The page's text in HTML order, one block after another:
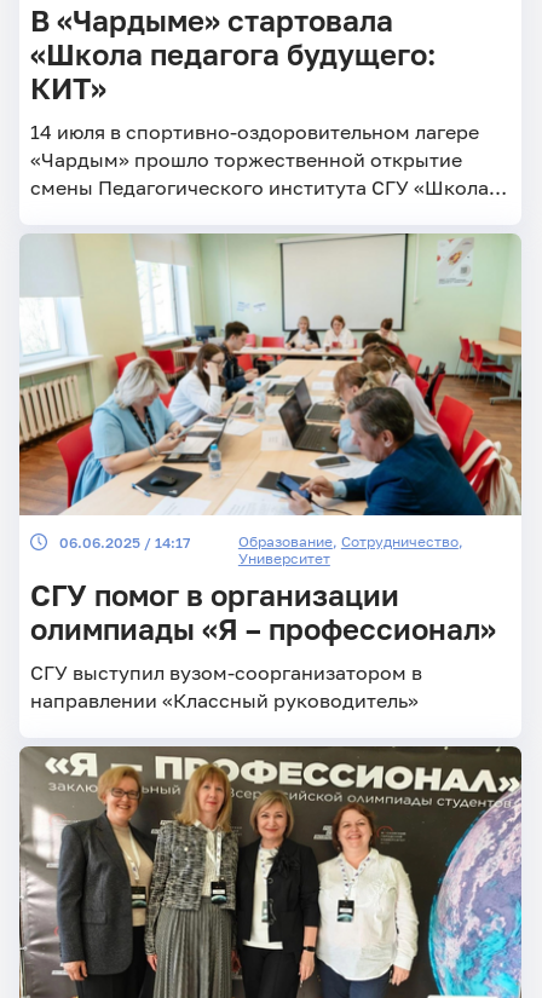
В «Чардыме» стартовала
«Школа педагога будущего:
КИТ»
14 июля в спортивно-оздоровительном лагере
«Чардым» прошло торжественной открытие
смены Педагогического института СГУ «Школа
инновации, технологии)
06.06.2025 / 14:17 Образование, Сотрудничество,
Университет
СГУ помог в организации
олимпиады «Я – профессионал»
СГУ выступил вузом-соорганизатором в
направлении «Классный руководитель»